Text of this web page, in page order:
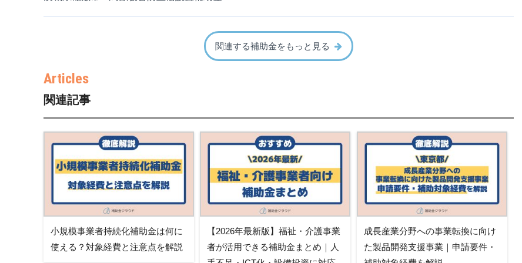
関連する補助金をもっと見る
関連記事
小規模事業者持続化補助金は何に
使える？対象経費と注意点を解説
【2026年最新版】福祉・介護事業
者が活用できる補助金まとめ｜人
成長産業分野への事業転換に向け
た製品開発支援事業｜申請要件・